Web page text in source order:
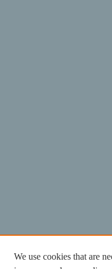
We use cookies that are